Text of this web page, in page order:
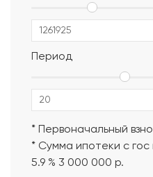
Альбом
Период
* Первоначальный
* Сумма ипотеки с
5.9 % 3 000 000 р.